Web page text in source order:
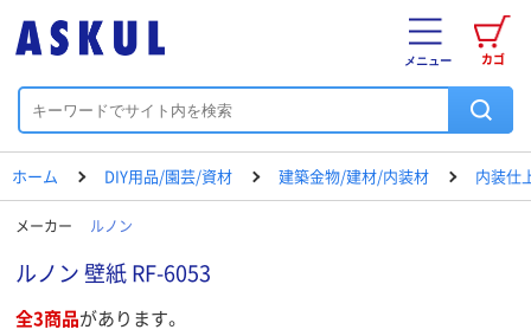
カゴ
メニュー
ホーム DIY用品/園芸/資材 建築金物/建材/内装材 内装仕
メーカー ルノン
ルノン 壁紙 RF-6053
全3商品があります。